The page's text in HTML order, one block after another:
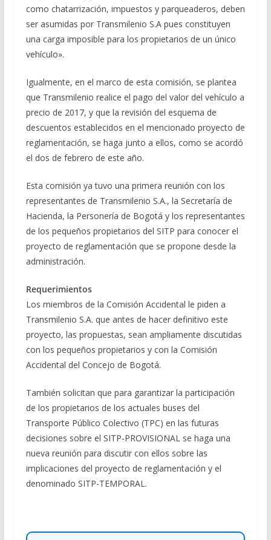
como chatarrización, impuestos y parqueaderos, deben
ser asumidas por Transmilenio S.A pues constituyen
una carga imposible para los propietarios de un único
vehículo».
Igualmente, en el marco de esta comisión, se plantea
que Transmilenio realice el pago del valor del vehículo a
precio de 2017, y que la revisión del esquema de
descuentos establecidos en el mencionado proyecto de
reglamentación, se haga junto a ellos, como se acordó
el dos de febrero de este año.
Esta comisión ya tuvo una primera reunión con los
representantes de Transmilenio S.A., la Secretaría de
Hacienda, la Personería de Bogotá y los representantes
de los pequeños propietarios del SITP para conocer el
proyecto de reglamentación que se propone desde la
administración.
Requerimientos
Los miembros de la Comisión Accidental le piden a
Transmilenio S.A. que antes de hacer definitivo este
proyecto, las propuestas, sean ampliamente discutidas
con los pequeños propietarios y con la Comisión
Accidental del Concejo de Bogotá.
También solicitan que para garantizar la participación
de los propietarios de los actuales buses del
Transporte Público Colectivo (TPC) en las futuras
decisiones sobre el SITP-PROVISIONAL se haga una
nueva reunión para discutir con ellos sobre las
implicaciones del proyecto de reglamentación y el
denominado SITP-TEMPORAL.